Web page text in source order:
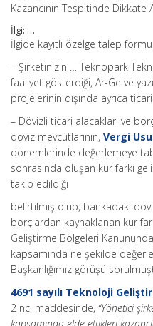
Kazancının Tespitinde Dikkate
İlgi: …
İlgide kayıtlı özelge talep
– Şirketinizin … Teknopark
faaliyet gösterdiği, Ar-Ge ve
projelerinin dışında ayrıca
– Dövizli ticari alacakları ve
döviz mevcutlarının, Vergi
dönemlerinde değerlemeye
sonrasında oluşan kur farkı
takip edildiği
belirtilmiş olup, bankadaki
borçlardan kaynaklanan kur
Geliştirme Bölgeleri
kapsamında ne şekilde
Başkanlığımız görüşü
4691 sayılı Teknoloji
2 nci maddesinde, “Yönetici